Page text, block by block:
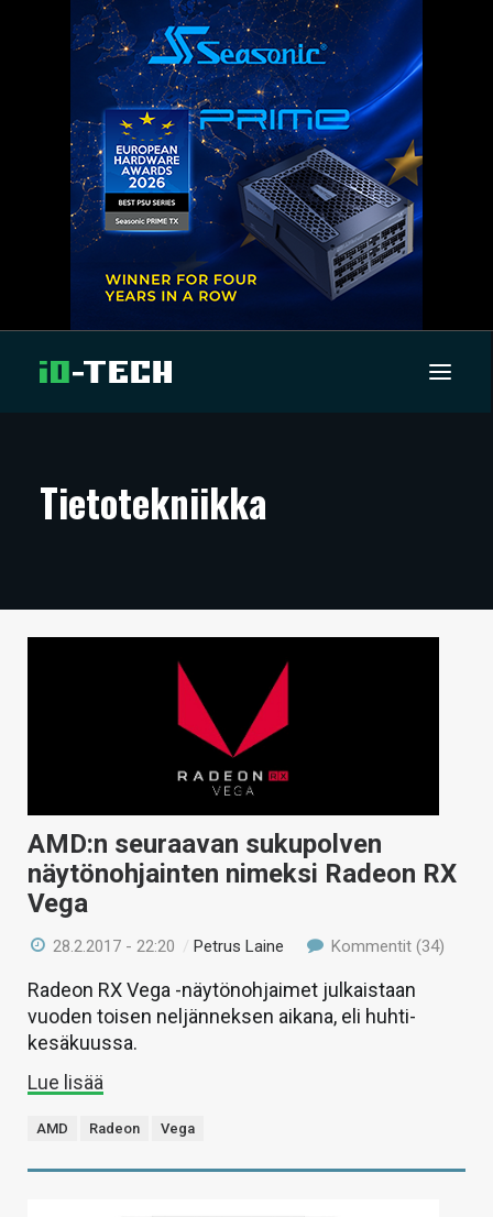
ARTIKKELIT
TECHBBS
HAKU
Tietotekniikka
AMD:n seuraavan sukupolven
näytönohjainten nimeksi Radeon RX
Vega
28.2.2017 - 22:20 /Petrus Laine Kommentit (34)
Radeon RX Vega -näytönohjaimet julkaistaan
vuoden toisen neljänneksen aikana, eli huhti-
kesäkuussa.
Lue lisää
AMD Radeon Vega